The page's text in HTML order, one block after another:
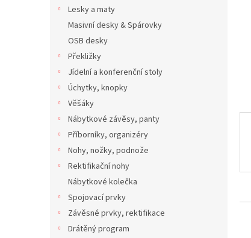
Lesky a maty
Masivní desky & Spárovky
OSB desky
Překližky
Jídelní a konferenční stoly
Úchytky, knopky
Věšáky
Nábytkové závěsy, panty
Příborníky, organizéry
Nohy, nožky, podnože
Rektifikační nohy
Nábytkové kolečka
Spojovací prvky
Závěsné prvky, rektifikace
Drátěný program